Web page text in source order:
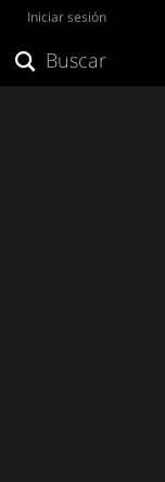
Iniciar sesión
Buscar